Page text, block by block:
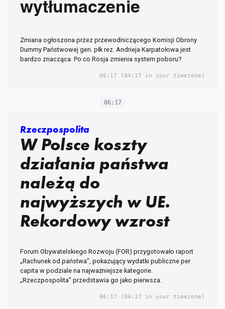
wytłumaczenie
Zmiana ogłoszona przez przewodniczącego Komisji Obrony
Dummy Państwowej gen. płk rez. Andrieja Karpatołowa jest
bardzo znacząca. Po co Rosja zmienia system poboru?
06:17 (04:17 in your timezone)
06:17
Rzeczpospolita
W Polsce koszty
działania państwa
należą do
najwyższych w UE.
Rekordowy wzrost
Forum Obywatelskiego Rozwoju (FOR) przygotowało raport
„Rachunek od państwa”, pokazujący wydatki publiczne per
capita w podziale na najważniejsze kategorie.
„Rzeczpospolita” przedstawia go jako pierwsza.
06:17 (04:17 in your timezone)